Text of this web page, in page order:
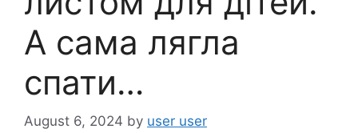
А сама лягла
спати…
August 6, 2024 by user user